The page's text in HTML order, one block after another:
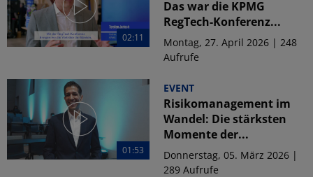
02:11
Das war die KPMG
RegTech-Konferenz...
Montag, 27. April 2026 | 248
Aufrufe
01:53
EVENT
Risikomanagement im
Wandel: Die stärksten
Momente der...
Donnerstag, 05. März 2026 |
289 Aufrufe